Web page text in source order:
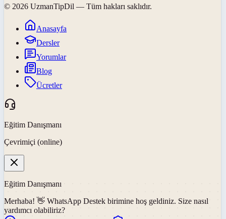
© 2026 UzmanTipDil — Tüm hakları saklıdır.
Anasayfa
Dersler
Yorumlar
Blog
Ücretler
Eğitim Danışmanı
Çevrimiçi (online)
Eğitim Danışmanı
Merhaba! 👋 WhatsApp Destek birimine hoş geldiniz. Size nasıl
yardımcı olabiliriz?